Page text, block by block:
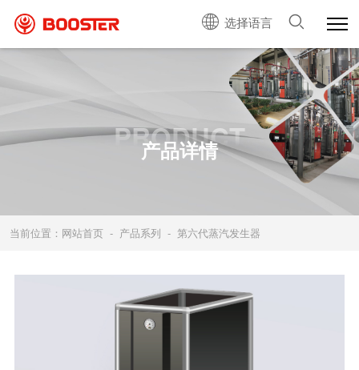
选择语言
PRODUCT
产品详情
当前位置： 网站首页 - 产品系列 - 第六代蒸汽发生器